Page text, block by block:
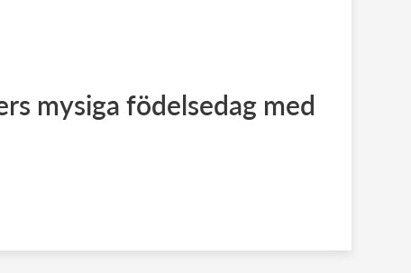
mysiga födelsedag med